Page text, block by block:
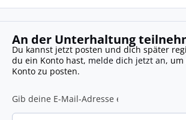
An der Unterhaltung
Du kannst jetzt posten und dich später
du ein Konto hast, melde dich jetzt an,
Konto zu posten.